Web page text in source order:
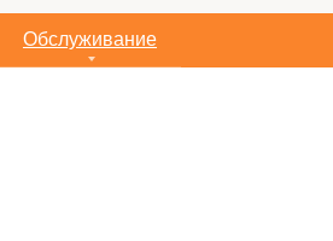
Обслуживание